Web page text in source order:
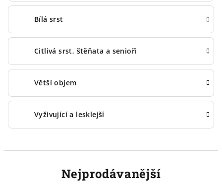
Bílá srst
Citlivá srst, štěňata a senioři
Větší objem
Vyživující a lesklejší
Nejprodávanější